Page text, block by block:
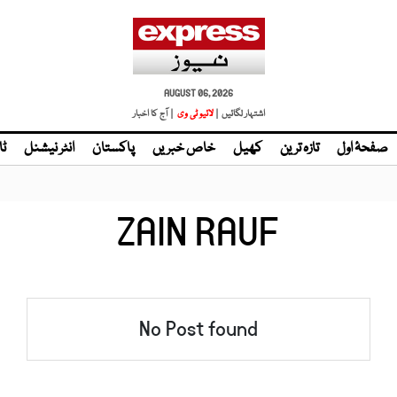
AUGUST 06, 2026
اشتہار لگائیں | لائیو ٹی وی | آج کا اخبار
صفحۂ اول تازہ ترین کھیل خاص خبریں پاکستان انٹر نیشنل
ZAIN RAUF
No Post found